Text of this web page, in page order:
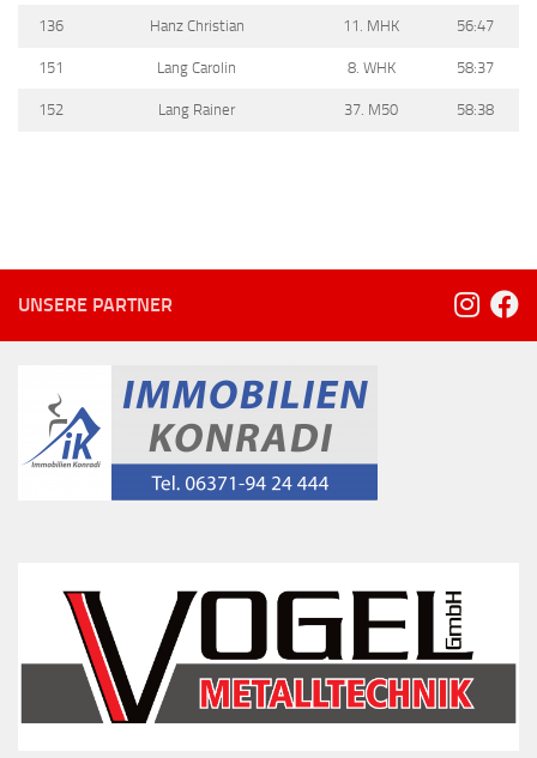
136 Hanz Christian 11. MHK 56:47
151 Lang Carolin 8. WHK 58:37
152 Lang Rainer 37. M50 58:38
UNSERE PARTNER